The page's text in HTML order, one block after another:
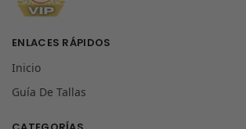
ENLACES RÁPIDOS
Inicio
Guía De Tallas